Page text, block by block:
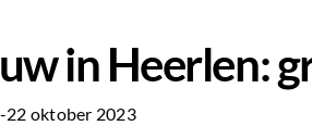
in Heerlen:
-22 oktober 2023